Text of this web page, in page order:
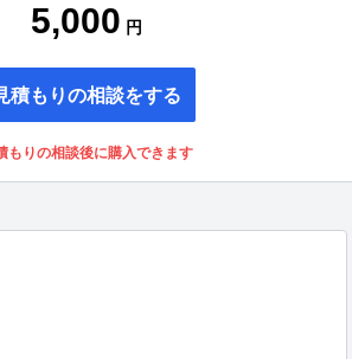
5,000 円
積もりの相談をする
もりの相談後に購入できます